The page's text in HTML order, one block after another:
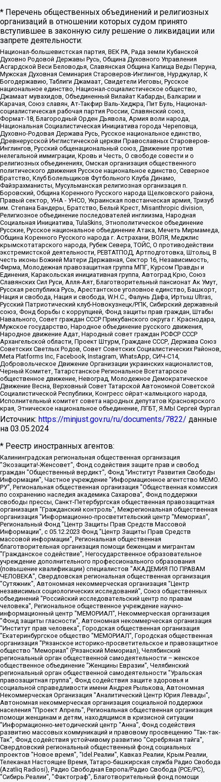
* Перечень общественных объединений и религиозных
организаций в отношении которых судом принято
вступившее в законную силу решение о ликвидации или
запрете деятельности:
Национал-большевистская партия, ВЕК РА, Рада земли Кубанской
Духовно Родовой Державы Русь, Община Духовного Управления
Асгардской Веси Беловодья, Славянская Община Капища Веды Перуна,
Мужская Духовная Семинария Староверов-Инглингов, Нурджулар, К
Богодержавию, Таблиги Джамаат, Свидетели Иеговы, Русское
национальное единство, Национал-социалистическое общество,
Джамаат мувахидов, Объединенный Вилайат Кабарды, Балкарии и
Карачая, Союз славян, Ат-Такфир Валь-Хиджра, Пит Буль, Национал-
социалистическая рабочая партия России, Славянский союз,
Формат-18, Благородный Орден Дьявола, Армия воли народа,
Национальная Социалистическая Инициатива города Череповца,
Духовно-Родовая Держава Русь, Русское национальное единство,
Древнерусской Инглистической церкви Православных Староверов-
Инглингов, Русский общенациональный союз, Движение против
нелегальной иммиграции, Кровь и Честь, О свободе совести и о
религиозных объединениях, Омская организация общественного
политического движения Русское национальное единство, Северное
Братство, Клуб Болельщиков Футбольного Клуба Динамо,
Файзрахманисты, Мусульманская религиозная организация п.
Боровский, Община Коренного Русского народа Щелковского района,
Правый сектор, УНА - УНСО, Украинская повстанческая армия, Тризуб
им. Степана Бандеры, Братство, Белый Крест, Misanthropic division,
Религиозное объединение последователей инглиизма, Народная
Социальная Инициатива, TulaSkins, Этнополитическое объединение
Русские, Русское национальное объединение Атака, Мечеть Мирмамеда,
Община Коренного Русского народа г. Астрахани, ВОЛЯ, Меджлис
крымскотатарского народа, Рубеж Севера, ТОЙС, О противодействии
экстремистской деятельности, РЕВТАТПОД, Артподготовка, Штольц, В
честь иконы Божией Матери Державная, Сектор 16, Независимость,
Фирма, Молодежная правозащитная группа МПГ, Курсом Правды и
Единения, Каракольская инициативная группа, Автоград Крю, Союз
Славянских Сил Руси, Алля-Аят, Благотворительный пансионат Ак Умут,
Русская республика Русь, Арестантское уголовное единство, Башкорт,
Нация и свобода, Нация и свобода, W.H.С., Фалунь Дафа, Иртыш Ultras,
Русский Патриотический клуб-Новокузнецк/РПК, Сибирский державный
союз, Фонд борьбы с коррупцией, Фонд защиты прав граждан, Штабы
Навального, Совет граждан СССР Прикубанского округа г. Краснодара,
Мужское государство, Народное объединение русского движения,
Народное движение Адат, Народный совет граждан РСФСР СССР
Архангельской области, Проект Штурм, Граждане СССР, Держава Союз
Советских Светлых Родов, Совет Советских Социалистических Районов,
Meta Platforms Inc, Facebook, Instagram, WhatsApp, СИЧ-С14,
Добровольческое Движение Организации украинских националистов,
Черный Комитет, Татарстанское Региональное Всетатарское
общественное движение, Невоград, Молодежное Демократическое
Движение Весна, Верховный Совет Татарской Автономной Советской
Социалистической Республики, Конгресс ойрат-калмыцкого народа,
Исполнительный комитет совета народных депутатов Красноярского
края, Этническое национальное объединение, ЛГБТ, Я.МЫ Сергей Фургал
Источник: https://minjust.gov.ru/ru/documents/7822/ данные
на 03.05.2024
* Реестр иностранных агентов:
Калининградская региональная общественная организация "Экозащита!-Женсовет", Фонд содействия защите прав и свобод граждан "Общественный вердикт", Фонд "Институт Развития Свободы Информации", Частное учреждение "Информационное агентство МЕМО. РУ", Региональная общественная организация "Общественная комиссия по сохранению наследия академика Сахарова", Фонд поддержки свободы прессы, Санкт-Петербургская общественная правозащитная организация "Гражданский контроль", Межрегиональная общественная организация "Информационно-просветительский центр "Мемориал", Региональный Фонд "Центр Защиты Прав Средств Массовой Информации", с 05.12.2023 Фонд "Центр Защиты Прав Средств массовой информации", Региональная общественная благотворительная организация помощи беженцам и мигрантам "Гражданское содействие", Негосударственное образовательное учреждение дополнительного профессионального образования (повышение квалификации) специалистов "АКАДЕМИЯ ПО ПРАВАМ ЧЕЛОВЕКА", Свердловская региональная общественная организация "Сутяжник", Автономная некоммерческая организация "Центр независимых социологических исследований", Союз общественных объединений "Российский исследовательский центр по правам человека", Региональное общественное учреждение научно-информационный центр "МЕМОРИАЛ", Некоммерческая организация "Фонд защиты гласности", Автономная некоммерческая организация "Институт прав человека", Городская общественная организация "Екатеринбургское общество "МЕМОРИАЛ", Городская общественная организация "Рязанское историко-просветительское и правозащитное общество "Мемориал" (Рязанский Мемориал), Челябинский региональный орган общественной самодеятельности – женское общественное объединение "Женщины Евразии", Челябинский региональный орган общественной самодеятельности "Уральская правозащитная группа", Фонд содействия защите здоровья и социальной справедливости имени Андрея Рылькова, Автономная Некоммерческая Организация "Аналитический Центр Юрия Левады", Автономная некоммерческая организация социальной поддержки населения "Проект Апрель", Региональная общественная организация помощи женщинам и детям, находящимся в кризисной ситуации "Информационно-методический центр "Анна", Фонд содействия развитию массовых коммуникаций и правовому просвещению "Так-так-Так", Фонд содействия устойчивому развитию "Серебряная тайга", Свердловский региональный общественный фонд социальных проектов "Новое время", "Idel.Реалии", Кавказ.Реалии, Крым.Реалии, Телеканал Настоящее Время, Татаро-башкирская служба Радио Свобода (Azatliq Radiosi), Радио Свободная Европа/Радио Свобода (PCE/PC), "Сибирь.Реалии", "Фактограф", Благотворительный фонд помощи осужденным и их семьям, Автономная некоммерческая организация "Институт глобализации и социальных движений", Фонд "В защиту прав заключенных", Частное учреждение "Центр поддержки и содействия развитию средств массовой информации", Пензенский региональный общественный благотворительный фонд "Гражданский союз", "Север.Реалии", Некоммерческая организация Фонд "Правовая инициатива", Общество с ограниченной ответственностью "Радио Свободная Европа/Радио Свобода", Чешское информационное агентство "MEDIUM-ORIENT", Красноярская региональная общественная организация "Мы против СПИДа", Камалягин Денис Николаевич, Маркелов Сергей Евгеньевич, Пономарев Лев Александрович, Савицкая Людмила Алексеевна, Автономная некоммерческая организация "Центр по работе с проблемой насилия "НАСИЛИЮ.НЕТ", Межрегиональный профессиональный союз работников здравоохранения "Альянс врачей", Юридическое лицо, зарегистрированное в Латвийской Республике, SIA "Medusa Project" (регистрационный номер 40103797863, дата регистрации 10.06.2014), Некоммерческая организация "Фонд по борьбе с коррупцией", Автономная некоммерческая организация "Институт права и публичной политики", Баданин Роман Сергеевич, Гликин Максим Александрович, Железнова Мария Михайловна, Лукьянова Юлия Сергеевна, Маетная Елизавета Витальевна, Маняхин Петр Борисович, Чуракова Ольга Владимировна, Ярош Юлия Петровна, Юридическое лицо "The Insider SIA", зарегистрированное в Риге, Латвийская Республика (дата регистрации 26.06.2015), являющееся администратором доменного имени интернет-издания "The Insider SIA", https://theins.ru, Постернак Алексей Евгеньевич, Рубин Михаил Аркадьевич, Анин Роман Александрович, Юридическое лицо Istories fonds, зарегистрированное в Латвийской Республике (регистрационный номер 50008295751, дата регистрации 24.02.2020), Великовский Дмитрий Александрович, Долинина Ирина Николаевна, Мароховская Алеся Алексеевна, Шлейнов Роман Юрьевич, Шмагун Олеся Валентиновна, Общество с ограниченной ответственностью "Альтаир 2021", Общество с ограниченной ответственностью "Вега 2021", Общество с ограниченной ответственностью "Главный редактор 2021", Общество с ограниченной ответственностью "Ромашки монолит", Важенков Артем Валерьевич, Ивановская областная общественная организация "Центр гендерных исследований", Гурман Юрий Альбертович, Медиапроект "ОВД-Инфо", Егоров Владимир Владимирович, Жилинский Владимир Александрович, Общество с ограниченной ответственностью "ЗП", Иванова София Юрьевна, Карезина Инна Павловна, Кильтау Екатерина Викторовна, Петров Алексей Викторович, Пискунов Сергей Евгеньевич, Смирнов Сергей Сергеевич, Тихонов Михаил Сергеевич, Общество с ограниченной ответственностью "ЖУРНАЛИСТ-ИНОСТРАННЫЙ АГЕНТ", Арапова Галина Юрьевна, Вольтская Татьяна Анатольевна, Американская компания "Mason G.E.S. Anonymous Foundation" (США), являющаяся владельцем интернет-издания https://mnews.world/, Компания "Stichting Bellingcat", зарегистрированная в Нидерландах (дата регистрации 11.07.2018), Захаров Андрей Вячеславович, Клепиковская Екатерина Дмитриевна, Общество с ограниченной ответственностью "МЕМО", Перл Роман Александрович, Симонов Евгений Алексеевич, Соловьева Елена Анатольевна, Сотников Даниил Владимирович, Сурначева Елизавета Дмитриевна, Автономная некоммерческая организация по защите прав человека и информированию населения "Якутия – Наше Мнение", Общество с ограниченной ответственностью "Москоу диджитал медиа", с 26.01.2023 Общество с ограниченной ответственностью "Чайка Белые сады", Ветошкина Валерия Валерьевна, Заговора Максим Александрович, Межрегиональное общественное движение "Российская ЛГБТ - сеть", Оленичев Максим Владимирович, Павлов Иван Юрьевич, Скворцова Елена Сергеевна, Общество с ограниченной ответственностью "Как бы инагент", Кочетков Игорь Викторович, Общество с ограниченной ответственностью "Честные выборы", Еланчик Олег Александрович, Общество с ограниченной ответственностью "Нобелевский призыв", Гималова Регина Эмилевна, Григорьев Андрей Валерьевич, Григорьева Алина Александровна, Ассоциация по содействию защите прав призывников, альтернативнослужащих и военнослужащих "Правозащитная группа "Гражданин.Армия.Право", Хисамова Регина Фаритовна, Автономная некоммерческая организация по реализации социально-правовых программ "Лилит", Дальневосточное общественное движение "Маяк", Санкт-Петербургская ЛГБТ-инициативная группа "Выход", Инициативная группа ЛГБТ+ "Реверс", Алексеев Андрей Викторович, Бекбулатова Таисия Львовна, Беляев Иван Михайлович, Владыкина Елена Сергеевна, Гельман Марат Александрович, Никульшина Вероника Юрьевна, Толоконникова Надежда Андреевна, Шендерович Виктор Анатольевич, Общество с ограниченной ответственностью "Данное сообщение", Общество с ограниченной ответственностью Издательский дом "Новая глава", Айнбиндер Александра Александровна, Московский комьюнити-центр для ЛГБТ+инициатив, Благотворительный фонд развития филантропии, Deutsche Welle (Германия, Kurt-Schumacher-Strasse 3, 53113 Bonn), Борзунова Мария Михайловна, Воробьев Виктор Викторович, Голубева Анна Львовна, Константинова Алла Михайловна, Малкова Ирина Владимировна, Мурадов Мурад Абдулгалимович, Осетинская Елизавета Николаевна, Понасенков Евгений Николаевич, Ганапольский Матвей Юрьевич, Киселев Евгений Алексеевич, Борухович Ирина Григорьевна, Дремин Иван Тимофеевич, Дубровский Дмитрий Викторович, Красноярская региональная общественная организация поддержки и развития альтернативных образовательных технологий и межкультурных коммуникаций "ИНТЕРРА", Маяковская Екатерина Алексеевна, Фейгин Марк Захарович, Филимонов Андрей Викторович, Дзугкоева Регина Николаевна, Доброхотов Роман Александрович, Дудь Юрий Александрович, Елкин Сергей Владимирович, Кругликов Кирилл Игоревич, Сабунаева Мария Леонидовна, Семенов Алексей Владимирович, Шаинян Карен Багратович, Шульман Екатерина Михайловна, Асафьев Артур Валерьевич, Вахштайн Виктор Семенович, Венедиктов Алексей Алексеевич, Лушникова Екатерина Евгеньевна, Волков Леонид Михайлович, Невзоров Александр Глебович, Пархоменко Сергей Борисович, Сироткин Ярослав Николаевич, Кара-Мурза Владимир Владимирович, Баранова Наталья Владимировна, Гозман Леонид Яковлевич, Кагарлицкий Борис Юльевич, Климарев Михаил Валерьевич, Милов Владимир Станиславович, Автономная некоммерческая организация Краснодарский центр современного искусства "Типография", Моргенштерн Алишер Тагирович, Соболь Любовь Эдуардовна, Общество с ограниченной ответственностью "ЛИЗА НОРМ", Каспаров Гарри Кимович, Ходорковский Михаил Борисович, Общество с ограниченной ответственностью "Апрельские тезисы", Данилович Ирина Брониславовна, Кашин Олег Владимирович, Петров Николай Владимирович, Пивоваров Алексей Владимирович, Соколов Михаил Владимирович, Цветкова Юлия Владимировна, Чичваркин Евгений Александрович, Комитет против пыток/Команда против пыток, Общество с ограниченной ответственностью "Первый научный", Общество с ограниченной ответственностью "Вертолет и ко", Белоцерковская Вероника Борисовна, Кац Максим Евгеньевич, Лазарева Татьяна Юрьевна, Шаведдинов Руслан Табризович, Яшин Илья Валерьевич, Общество с ограниченной ответственностью "Иноагент ААВ", Алешковский Дмитрий Петрович, Альбац Евгения Марковна, Быков Дмитрий Львович, Галямина Юлия Евгеньевна, Лойко Сергей Леонидович, Мартынов Кирилл Константинович, Медведев Сергей Александрович, Крашенинников Федор Геннадиевич, Гордеева Катерина Вл